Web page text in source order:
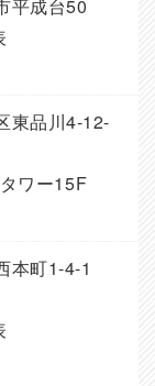
平成台50
東品川4-12-
ワー15F
本町1-4-1